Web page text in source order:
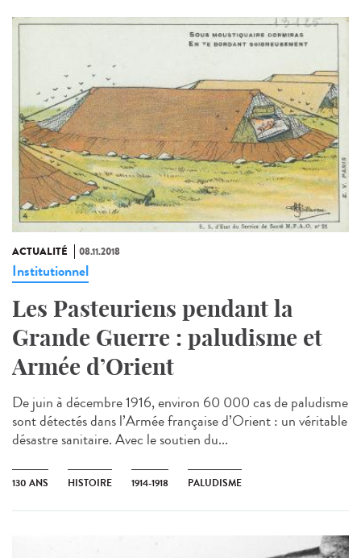
ACTUALITÉ 08.11.2018
Institutionnel
Les Pasteuriens pendant la
Grande Guerre : paludisme et
Armée d’Orient
De juin à décembre 1916, environ 60 000 cas de paludisme
sont détectés dans l’Armée française d’Orient : un véritable
désastre sanitaire. Avec le soutien du...
130 ANS HISTOIRE 1914-1918 PALUDISME